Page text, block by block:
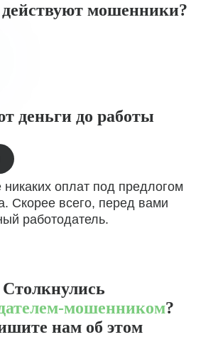
мошенники?
деньги до работы
оплат под предлогом
Скорее всего, перед вами
работодатель.
Столкнулись
мошенником?
нам об этом